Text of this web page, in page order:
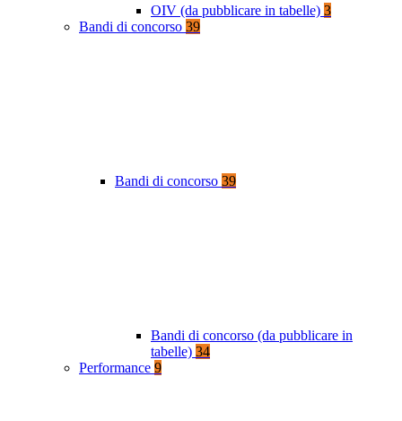
OIV (da pubblicare in tabelle) 3
Bandi di concorso 39
Bandi di concorso 39
Bandi di concorso (da pubblicare in
tabelle) 34
Performance 9